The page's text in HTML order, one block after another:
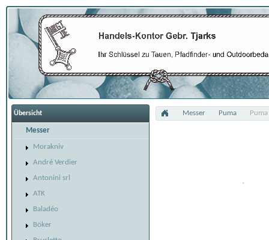
Übersicht
Messer
Morakniv
André Verdier
Antonini srl
ATK
Baladéo
Böker
Messer Puma